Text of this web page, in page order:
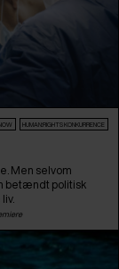
HUMAN:RIGHTS KONKURRENCE
Men selvom
betændt politisk